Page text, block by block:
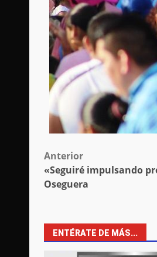
Post
navigation
Anterior
«Seguiré impulsando
Oseguera
ENTÉRATE DE MÁS...